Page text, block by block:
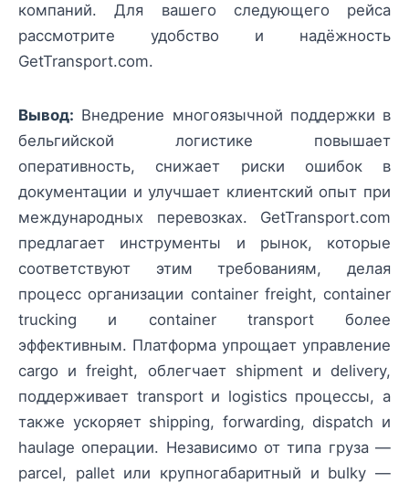
компаний. Для вашего следующего рейса
рассмотрите удобство и надёжность
GetTransport.com.
Вывод: Внедрение многоязычной поддержки в
бельгийской логистике повышает
оперативность, снижает риски ошибок в
документации и улучшает клиентский опыт при
международных перевозках. GetTransport.com
предлагает инструменты и рынок, которые
соответствуют этим требованиям, делая
процесс организации container freight, container
trucking и container transport более
эффективным. Платформа упрощает управление
cargo и freight, облегчает shipment и delivery,
поддерживает transport и logistics процессы, а
также ускоряет shipping, forwarding, dispatch и
haulage операции. Независимо от типа груза —
parcel, pallet или крупногабаритный и bulky —